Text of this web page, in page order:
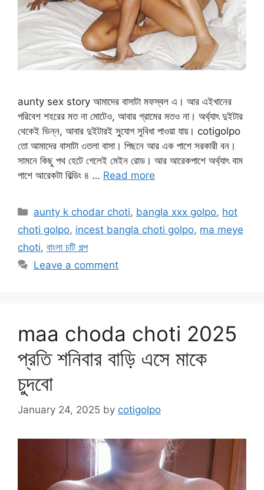
aunty sex story আমাদের বাসাটা মফস্বল এ। আর এইখানের
পরিবেশ শহরের মত না মোটেও, আবার গ্রামের মতও না। অর্থ্যাৎ দুইটার
থেকেই ভিন্ন, আবার দুইটারই সু্যোগ সুবিধা পাওয়া যায়। cotigolpo
তো আমাদের বাসাটা ৩তলা বাসা। পিছনে আর এক পাশে সরকারী বন।
সামনে কিছু পথ হেটে গেলেই মেইন রোড। আর আরেকপাশে অর্থ্যাৎ বাম
পাশে আরেকটা বিল্ডিং ৪ … Read more
Categories
aunty k chodar choti, bangla xxx golpo, hot
choti golpo, incest bangla choti golpo, ma meye
choti, বাংলা চটি গল্প
Leave a comment
maa choda choti 2025
প্রতি শনিবার বাড়ি এসে মাকে
চুদবো
January 24, 2025 by cotigolpo